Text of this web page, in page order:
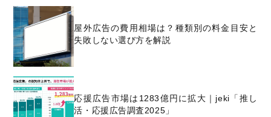
屋外広告の費用相場は？種類別の料金目安と
失敗しない選び方を解説
応援広告市場は1283億円に拡大｜jeki「推し
活・応援広告調査2025」